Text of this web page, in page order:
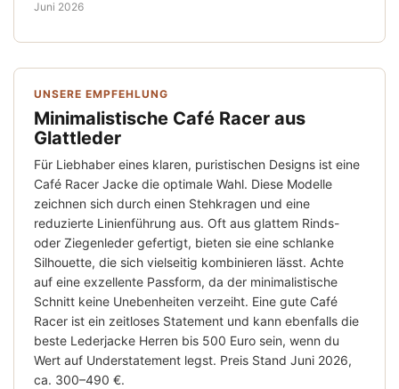
Juni 2026
UNSERE EMPFEHLUNG
Minimalistische Café Racer aus
Glattleder
Für Liebhaber eines klaren, puristischen Designs ist eine
Café Racer Jacke die optimale Wahl. Diese Modelle
zeichnen sich durch einen Stehkragen und eine
reduzierte Linienführung aus. Oft aus glattem Rinds-
oder Ziegenleder gefertigt, bieten sie eine schlanke
Silhouette, die sich vielseitig kombinieren lässt. Achte
auf eine exzellente Passform, da der minimalistische
Schnitt keine Unebenheiten verzeiht. Eine gute Café
Racer ist ein zeitloses Statement und kann ebenfalls die
beste Lederjacke Herren bis 500 Euro sein, wenn du
Wert auf Understatement legst. Preis Stand Juni 2026,
ca. 300–490 €.